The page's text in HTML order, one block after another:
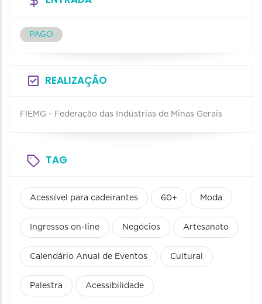
PAGO
REALIZAÇÃO
FIEMG - Federação das Indústrias de Minas Gerais
TAG
Acessível para cadeirantes 60+ Moda
Ingressos on-line Negócios Artesanato
Calendário Anual de Eventos Cultural
Palestra Acessibilidade